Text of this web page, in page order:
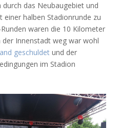
das Neubaugebiet und
einer halben Stadionrunde zu
waren die 10 Kilometer
Innenstadt weg war wohl
geschuldetund der
im Stadion